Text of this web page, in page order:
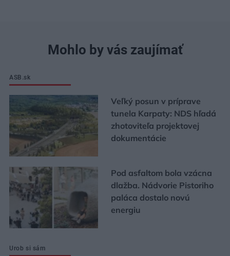
Mohlo by vás zaujímať
ASB.sk
Veľký posun v príprave
tunela Karpaty: NDS hľadá
zhotoviteľa projektovej
dokumentácie
Pod asfaltom bola vzácna
dlažba. Nádvorie Pistoriho
paláca dostalo novú
energiu
Urob si sám